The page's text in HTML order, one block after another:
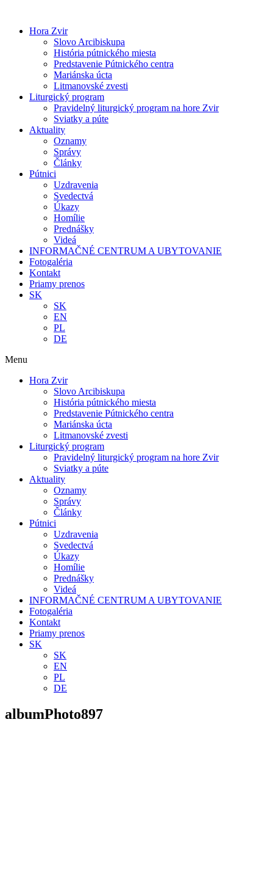
obsah
Hora Zvir
Slovo Arcibiskupa
História pútnického miesta
Predstavenie Pútnického centra
Mariánska úcta
Litmanovské zvesti
Liturgický program
Pravidelný liturgický program na hore Zvir
Sviatky a púte
Aktuality
Oznamy
Správy
Články
Pútnici
Uzdravenia
Svedectvá
Úkazy
Homílie
Prednášky
Videá
INFORMAČNÉ CENTRUM A UBYTOVANIE
Fotogaléria
Kontakt
Priamy prenos
SK
SK
EN
PL
DE
Menu
Hora Zvir
Slovo Arcibiskupa
História pútnického miesta
Predstavenie Pútnického centra
Mariánska úcta
Litmanovské zvesti
Liturgický program
Pravidelný liturgický program na hore Zvir
Sviatky a púte
Aktuality
Oznamy
Správy
Články
Pútnici
Uzdravenia
Svedectvá
Úkazy
Homílie
Prednášky
Videá
INFORMAČNÉ CENTRUM A UBYTOVANIE
Fotogaléria
Kontakt
Priamy prenos
SK
SK
EN
PL
DE
albumPhoto897